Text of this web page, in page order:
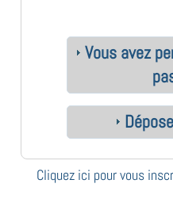
Vous avez
Cliquez ici pour vous